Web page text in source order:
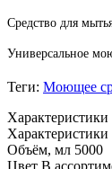
Средство для
Универсальное
Теги: Моющее
Характеристики
Характеристики
Объём, мл 5000
Цвет В